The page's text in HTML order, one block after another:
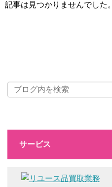
記事は見つかりませんでした。
サービス